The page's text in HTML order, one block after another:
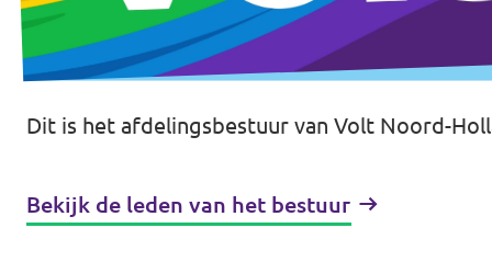
Dit is het afdelingsbestuur van Volt Noord-
Bekijk de leden van het bestuur